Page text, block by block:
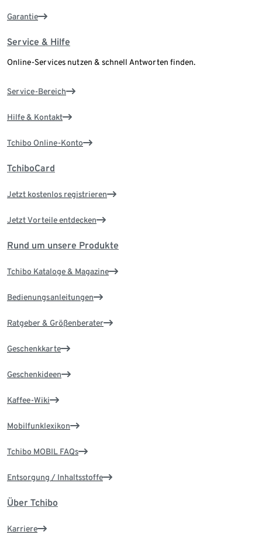
Garantie
Service & Hilfe
Online-Services nutzen & schnell Antworten finden.
Service-Bereich
Hilfe & Kontakt
Tchibo Online-Konto
TchiboCard
Jetzt kostenlos registrieren
Jetzt Vorteile entdecken
Rund um unsere Produkte
Tchibo Kataloge & Magazine
Bedienungsanleitungen
Ratgeber & Größenberater
Geschenkkarte
Geschenkideen
Kaffee-Wiki
Mobilfunklexikon
Tchibo MOBIL FAQs
Entsorgung / Inhaltsstoffe
Über Tchibo
Karriere